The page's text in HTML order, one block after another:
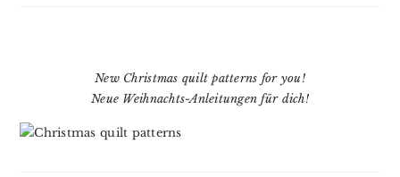
New Christmas quilt patterns for you!
Neue Weihnachts-Anleitungen für dich!